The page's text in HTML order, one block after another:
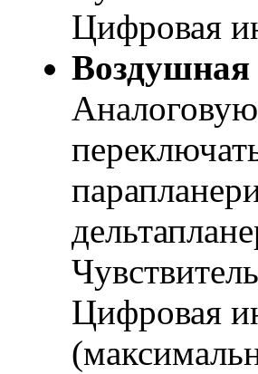
Цифровая
Воздушная
Цифровая